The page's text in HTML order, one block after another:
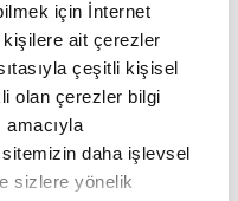
için İnternet
ait çerezler
çeşitli kişisel
olan çerezler bilgi
amacıyla
sitemizin daha işlevsel
sizlere yönelik
Pazartesi
üretim yapan
kendi